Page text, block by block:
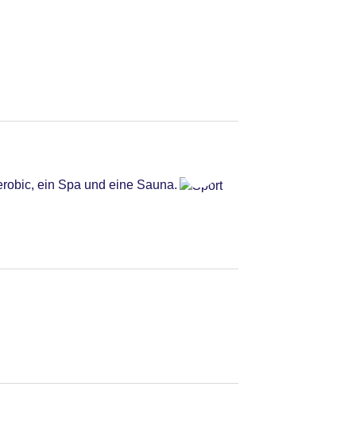
ein Spa und eine Sauna.